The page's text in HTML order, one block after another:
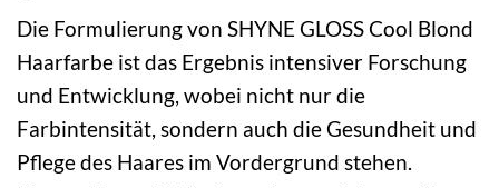
Die Formulierung von SHYNE GLOSS Cool Blond
Haarfarbe ist das Ergebnis intensiver Forschung
und Entwicklung, wobei nicht nur die
Farbintensität, sondern auch die Gesundheit und
Pflege des Haares im Vordergrund stehen.